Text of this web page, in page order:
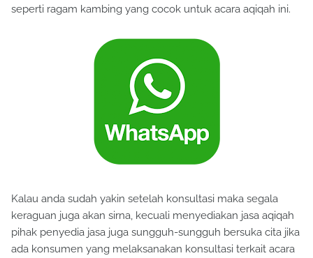
seperti ragam kambing yang cocok untuk acara aqiqah ini.
Kalau anda sudah yakin setelah konsultasi maka segala
keraguan juga akan sirna, kecuali menyediakan jasa aqiqah
pihak penyedia jasa juga sungguh-sungguh bersuka cita jika
ada konsumen yang melaksanakan konsultasi terkait acara